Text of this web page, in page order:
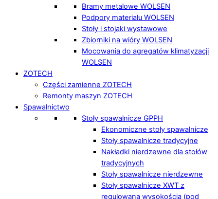
Bramy metalowe WOLSEN
Podpory materiału WOLSEN
Stoły i stojaki wystawowe
Zbiorniki na wióry WOLSEN
Mocowania do agregatów klimatyzacji
WOLSEN
ZOTECH
Części zamienne ZOTECH
Remonty maszyn ZOTECH
Spawalnictwo
Stoły spawalnicze GPPH
Ekonomiczne stoły spawalnicze
Stoły spawalnicze tradycyjne
Nakładki nierdzewne dla stołów
tradycyjnych
Stoły spawalnicze nierdzewne
Stoły spawalnicze XWT z
regulowaną wysokością (pod